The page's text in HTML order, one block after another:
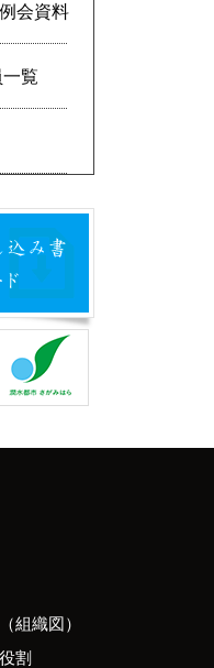
会資料
覧
組織図）
割